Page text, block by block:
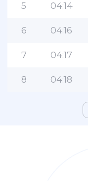
5 04:14
6 04:16
7 04:17
8 04:18